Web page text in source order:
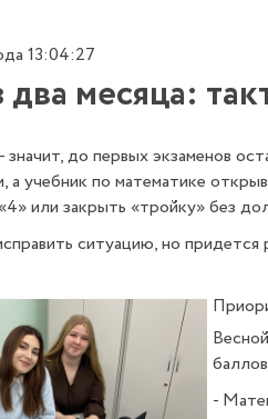
13:04:27
месяца:
до первых экзаменов
а учебник по математике
или закрыть «тройку» без
ситуацию, но
-